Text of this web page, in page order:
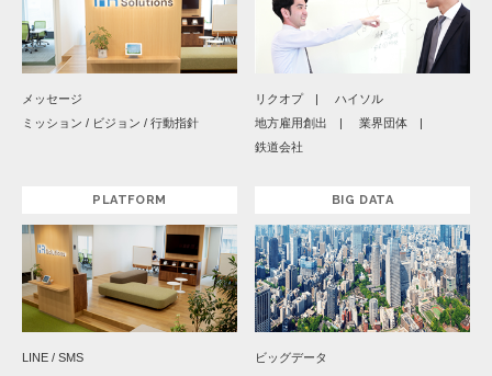
メッセージ
ミッション / ビジョン / 行動指針
リクオプ
ハイソル
地方雇用創出
業界団体
鉄道会社
PLATFORM
LINE / SMS
BIG DATA
ビッグデータ